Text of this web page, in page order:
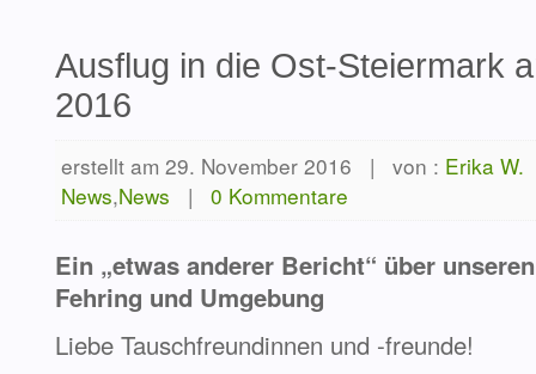
Ausflug in die Ost-Steiermark
2016
erstellt am 29. November 2016 | von : Erika W.
News,News | 0 Kommentare
Ein „etwas anderer Bericht“ über
Fehring und Umgebung
Liebe Tauschfreundinnen und -freunde!